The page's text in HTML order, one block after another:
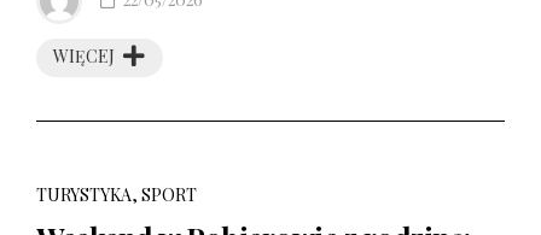
WIĘCEJ
TURYSTYKA, SPORT